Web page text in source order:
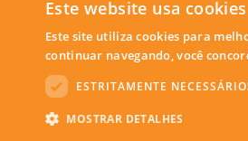
cobrir os prejuízos dos
apresentados podem
determinados ativos
tomada de decisão sobre
© Copyright 2026.
Este website usa cookies
Este site utiliza cookies para
continuar navegando, você
ESTRITAMENTE
MOSTRAR DETALHES